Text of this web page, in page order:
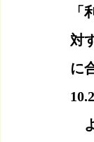
対
に